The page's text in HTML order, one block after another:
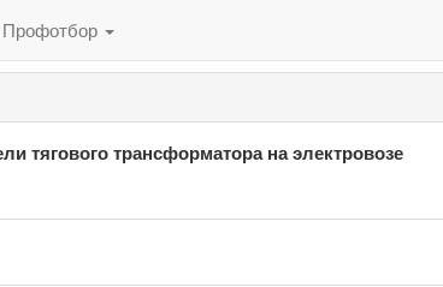
Профотбор
тягового трансформатора на электровозе